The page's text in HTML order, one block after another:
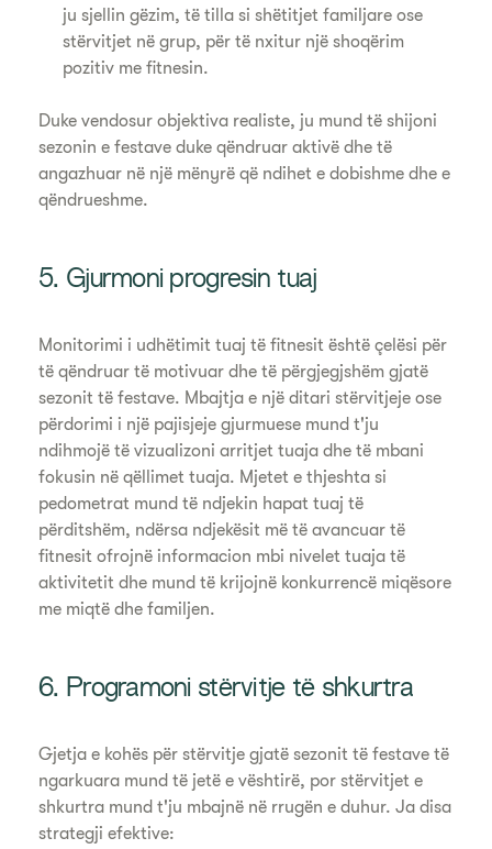
ju sjellin gëzim, të tilla si shëtitjet familjare ose
stërvitjet në grup, për të nxitur një shoqërim
pozitiv me fitnesin.
Duke vendosur objektiva realiste, ju mund të shijoni
sezonin e festave duke qëndruar aktivë dhe të
angazhuar në një mënyrë që ndihet e dobishme dhe e
qëndrueshme.
5. Gjurmoni progresin tuaj
Monitorimi i udhëtimit tuaj të fitnesit është çelësi për
të qëndruar të motivuar dhe të përgjegjshëm gjatë
sezonit të festave. Mbajtja e një ditari stërvitjeje ose
përdorimi i një pajisjeje gjurmuese mund t'ju
ndihmojë të vizualizoni arritjet tuaja dhe të mbani
fokusin në qëllimet tuaja. Mjetet e thjeshta si
pedometrat mund të ndjekin hapat tuaj të
përditshëm, ndërsa ndjekësit më të avancuar të
fitnesit ofrojnë informacion mbi nivelet tuaja të
aktivitetit dhe mund të krijojnë konkurrencë miqësore
me miqtë dhe familjen.
6. Programoni stërvitje të shkurtra
Gjetja e kohës për stërvitje gjatë sezonit të festave të
ngarkuara mund të jetë e vështirë, por stërvitjet e
shkurtra mund t'ju mbajnë në rrugën e duhur. Ja disa
strategji efektive: